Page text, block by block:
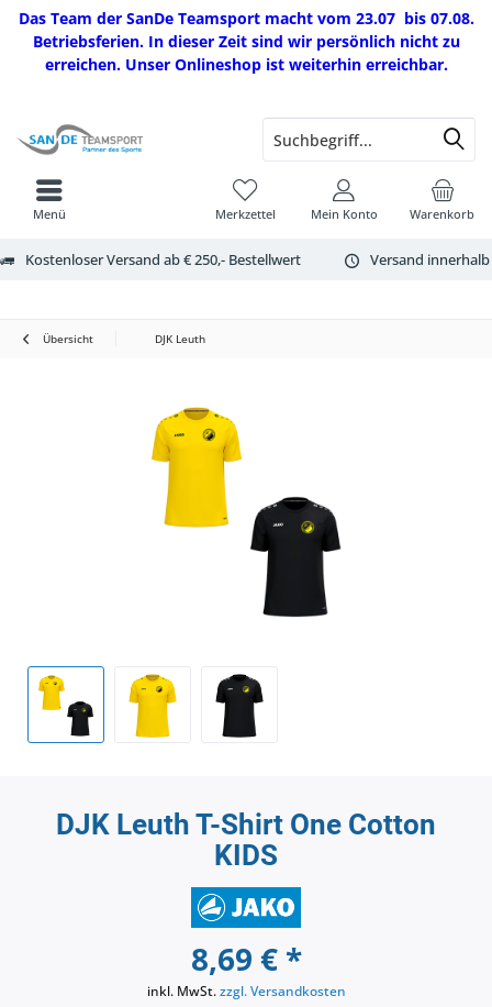
Das Team der SanDe Teamsport macht vom 23.07 bis 07.08.
Betriebsferien. In dieser Zeit sind wir persönlich nicht zu
erreichen. Unser Onlineshop ist weiterhin erreichbar.
Kostenloser Versand ab € 250,- Bestellwert Versand
Warenkorb
Merkzettel Mein Konto
Menü
Übersicht DJK Leuth
DJK Leuth T-Shirt One Cotton
KIDS
8,69 € *
inkl. MwSt.zzgl. Versandkosten